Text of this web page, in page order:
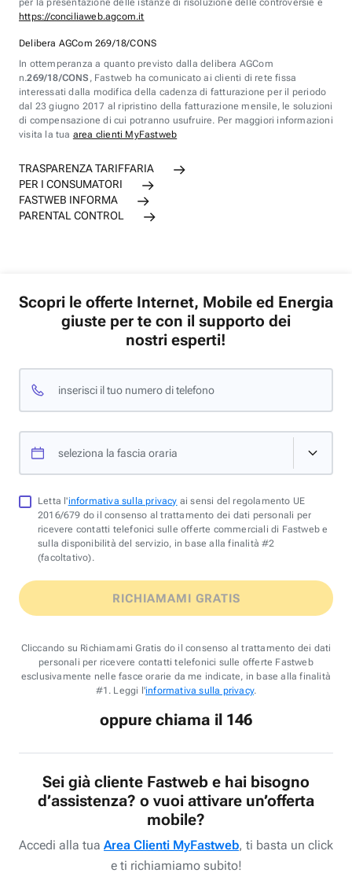
per la presentazione delle istanze di risoluzione delle controversie è
https://conciliaweb.agcom.it
Delibera AGCom 269/18/CONS
In ottemperanza a quanto previsto dalla delibera AGCom
n.269/18/CONS , Fastweb ha comunicato ai clienti di rete fissa
interessati dalla modifica della cadenza di fatturazione per il periodo
dal 23 giugno 2017 al ripristino della fatturazione mensile, le soluzioni
di compensazione di cui potranno usufruire. Per maggiori informazioni
visita la tua area clienti MyFastweb
TRASPARENZA TARIFFARIA
PER I CONSUMATORI
FASTWEB INFORMA
PARENTAL CONTROL
Scopri le offerte Internet, Mobile ed Energia
giuste per te con il supporto dei
nostri esperti!
inserisci il tuo numero di telefono
seleziona la fascia oraria
Letta l'informativa sulla privacy ai sensi del regolamento UE
2016/679 do il consenso al trattamento dei dati personali per
ricevere contatti telefonici sulle offerte commerciali di Fastweb e
sulla disponibilità del servizio, in base alla finalità #2
(facoltativo).
RICHIAMAMI GRATIS
Cliccando su Richiamami Gratis do il consenso al trattamento dei dati
personali per ricevere contatti telefonici sulle offerte Fastweb
esclusivamente nelle fasce orarie da me indicate, in base alla finalità
#1. Leggi l'informativa sulla privacy.
oppure chiama il 146
Sei già cliente Fastweb e hai bisogno
d’assistenza? o vuoi attivare un’offerta
mobile?
Accedi alla tua Area Clienti MyFastweb, ti basta un click
e ti richiamiamo subito!